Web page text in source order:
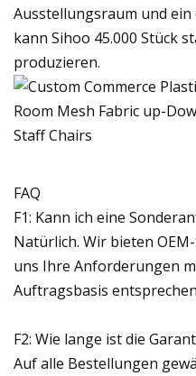
Ausstellungsraum und ein
kann Sihoo 45.000 Stück
produzieren.
FAQ
F1: Kann ich eine
Natürlich. Wir bieten
uns Ihre Anforderungen
Auftragsbasis
F2: Wie lange ist die
Auf alle Bestellungen